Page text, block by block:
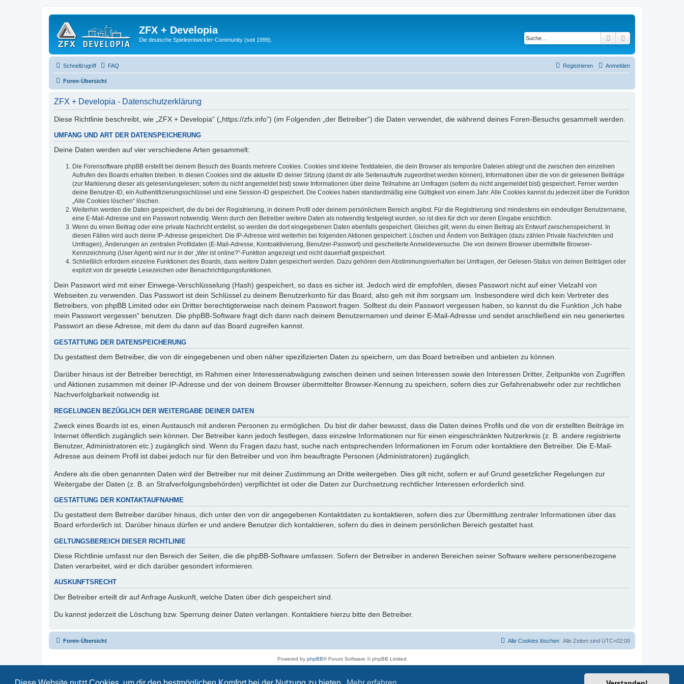
ZFX + Developia
Die deutsche Spieleentwickler-Community (seit 1999). Suche
Schnellzugriff FAQ Anmelden
Registrieren
Foren-Übersicht
ZFX + Developia - Datenschutzerklärung
Diese Richtlinie beschreibt, wie „ZFX + Developia“ („https://zfx.info“) (im Folgenden „der Betreiber“) die Daten verwendet, die während deines Foren-Besuchs gesammelt werden.
UMFANG UND ART DER DATENSPEICHERUNG
Deine Daten werden auf vier verschiedene Arten gesammelt:
Die Forensoftware phpBB erstellt bei deinem Besuch des Boards mehrere Cookies. Cookies sind kleine Textdateien, die dein Browser als temporäre Dateien ablegt und die zwischen den einzelnen
Aufrufen des Boards erhalten bleiben. In diesen Cookies sind die aktuelle ID deiner Sitzung (damit dir alle Seitenaufrufe zugeordnet werden können), Informationen über die von dir gelesenen Beiträge
(zur Markierung dieser als gelesen/ungelesen; sofern du nicht angemeldet bist) sowie Informationen über deine Teilnahme an Umfragen (sofern du nicht angemeldet bist) gespeichert. Ferner werden
deine Benutzer-ID, ein Authentifizierungsschlüssel und eine Session-ID gespeichert. Die Cookies haben standardmäßig eine Gültigkeit von einem Jahr. Alle Cookies kannst du jederzeit über die Funktion
„Alle Cookies löschen“ löschen.
Weiterhin werden die Daten gespeichert, die du bei der Registrierung, in deinem Profil oder deinem persönlichem Bereich angibst. Für die Registrierung sind mindestens ein eindeutiger Benutzername,
eine E-Mail-Adresse und ein Passwort notwendig. Wenn durch den Betreiber weitere Daten als notwendig festgelegt wurden, so ist dies für dich vor deren Eingabe ersichtlich.
Wenn du einen Beitrag oder eine private Nachricht erstellst, so werden die dort eingegebenen Daten ebenfalls gespeichert. Gleiches gilt, wenn du einen Beitrag als Entwurf zwischenspeicherst. In
diesen Fällen wird auch deine IP-Adresse gespeichert. Die IP-Adresse wird weiterhin bei folgenden Aktionen gespeichert: Löschen und Ändern von Beiträgen (dazu zählen Private Nachrichten und
Umfragen), Änderungen an zentralen Profildaten (E-Mail-Adresse, Kontoaktivierung, Benutzer-Passwort) und gescheiterte Anmeldeversuche. Die von deinem Browser übermittelte Browser-
Kennzeichnung (User Agent) wird nur in der „Wer ist online?“-Funktion angezeigt und nicht dauerhaft gespeichert.
Schließlich erfordern einzelne Funktionen des Boards, dass weitere Daten gespeichert werden. Dazu gehören dein Abstimmungsverhalten bei Umfragen, der Gelesen-Status von deinen Beiträgen oder
explizit von dir gesetzte Lesezeichen oder Benachrichtigungsfunktionen.
Dein Passwort wird mit einer Einwege-Verschlüsselung (Hash) gespeichert, so dass es sicher ist. Jedoch wird dir empfohlen, dieses Passwort nicht auf einer Vielzahl von
Webseiten zu verwenden. Das Passwort ist dein Schlüssel zu deinem Benutzerkonto für das Board, also geh mit ihm sorgsam um. Insbesondere wird dich kein Vertreter des
Betreibers, von phpBB Limited oder ein Dritter berechtigterweise nach deinem Passwort fragen. Solltest du dein Passwort vergessen haben, so kannst du die Funktion „Ich habe
mein Passwort vergessen“ benutzen. Die phpBB-Software fragt dich dann nach deinem Benutzernamen und deiner E-Mail-Adresse und sendet anschließend ein neu generiertes
Passwort an diese Adresse, mit dem du dann auf das Board zugreifen kannst.
GESTATTUNG DER DATENSPEICHERUNG
Du gestattest dem Betreiber, die von dir eingegebenen und oben näher spezifizierten Daten zu speichern, um das Board betreiben und anbieten zu können.
Darüber hinaus ist der Betreiber berechtigt, im Rahmen einer Interessenabwägung zwischen deinen und seinen Interessen sowie den Interessen Dritter, Zeitpunkte von Zugriffen
und Aktionen zusammen mit deiner IP-Adresse und der von deinem Browser übermittelter Browser-Kennung zu speichern, sofern dies zur Gefahrenabwehr oder zur rechtlichen
Nachverfolgbarkeit notwendig ist.
REGELUNGEN BEZÜGLICH DER WEITERGABE DEINER DATEN
Zweck eines Boards ist es, einen Austausch mit anderen Personen zu ermöglichen. Du bist dir daher bewusst, dass die Daten deines Profils und die von dir erstellten Beiträge im
Internet öffentlich zugänglich sein können. Der Betreiber kann jedoch festlegen, dass einzelne Informationen nur für einen eingeschränkten Nutzerkreis (z. B. andere registrierte
Benutzer, Administratoren etc.) zugänglich sind. Wenn du Fragen dazu hast, suche nach entsprechenden Informationen im Forum oder kontaktiere den Betreiber. Die E-Mail-
Adresse aus deinem Profil ist dabei jedoch nur für den Betreiber und von ihm beauftragte Personen (Administratoren) zugänglich.
Andere als die oben genannten Daten wird der Betreiber nur mit deiner Zustimmung an Dritte weitergeben. Dies gilt nicht, sofern er auf Grund gesetzlicher Regelungen zur
Weitergabe der Daten (z. B. an Strafverfolgungsbehörden) verpflichtet ist oder die Daten zur Durchsetzung rechtlicher Interessen erforderlich sind.
GESTATTUNG DER KONTAKTAUFNAHME
Du gestattest dem Betreiber darüber hinaus, dich unter den von dir angegebenen Kontaktdaten zu kontaktieren, sofern dies zur Übermittlung zentraler Informationen über das
Board erforderlich ist. Darüber hinaus dürfen er und andere Benutzer dich kontaktieren, sofern du dies in deinem persönlichen Bereich gestattet hast.
GELTUNGSBEREICH DIESER RICHTLINIE
Diese Richtlinie umfasst nur den Bereich der Seiten, die die phpBB-Software umfassen. Sofern der Betreiber in anderen Bereichen seiner Software weitere personenbezogene
Daten verarbeitet, wird er dich darüber gesondert informieren.
AUSKUNFTSRECHT
Der Betreiber erteilt dir auf Anfrage Auskunft, welche Daten über dich gespeichert sind.
Du kannst jederzeit die Löschung bzw. Sperrung deiner Daten verlangen. Kontaktiere hierzu bitte den Betreiber.
Foren-Übersicht Alle Zeiten sind UTC+02:00
Alle Cookies löschen
Powered by phpBB® Forum Software © phpBB Limited